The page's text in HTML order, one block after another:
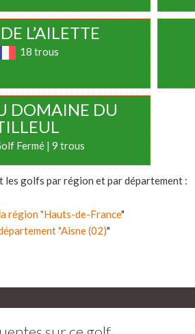
L’AILETTE
18 trous
DOMAINE DU
Fermé | 9 trous
les golfs par région et par département :
région "Hauts-de-France"
"Aisne (02)"